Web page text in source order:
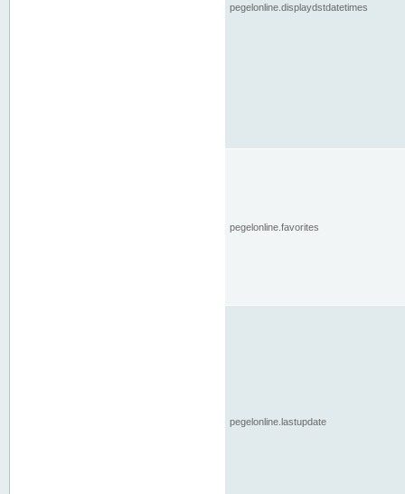
pegelonline.displaydstdatetimes
pegelonline.favorites
pegelonline.lastupdate